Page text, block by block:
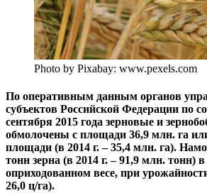
Photo by Pixabay: www.pexels.com
По оперативным данным органов
субъектов Российской Федерации по
сентября 2015 года зерновые и
обмолочены с площади 36,9 млн. га
площади (в 2014 г. – 35,4 млн. га).
тонн зерна (в 2014 г. – 91,9 млн. тонн)
оприходованном весе, при
26,0 ц/га).